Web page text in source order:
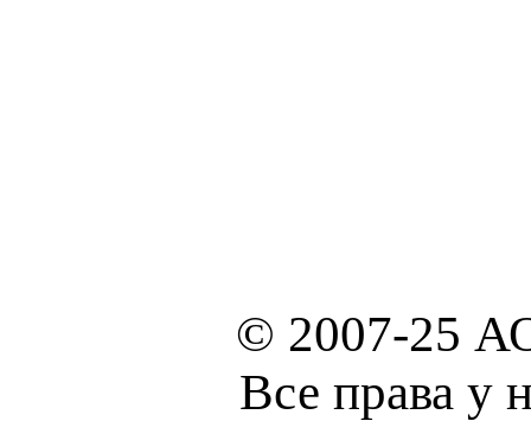
© 2007-25
Все права у